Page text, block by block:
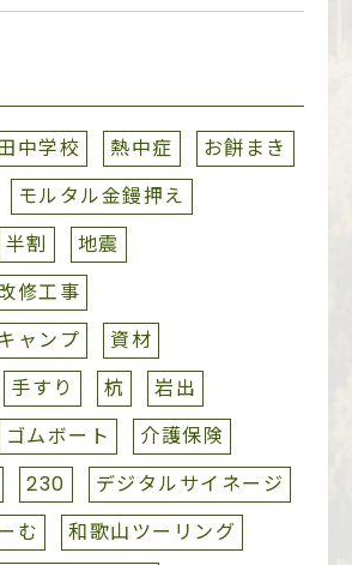
中学校 熱中症
お餅まき
モルタル金鏝押え
半割
地震
修工事
ャンプ
資材
手すり 杭
岩出
ゴムボート
介護保険
230
デジタルサイネージ
む
和歌山ツーリング